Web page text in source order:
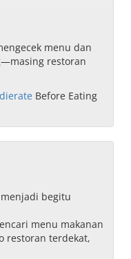
menu dan
restoran
Before Eating
begitu
menu makanan
restoran terdekat,